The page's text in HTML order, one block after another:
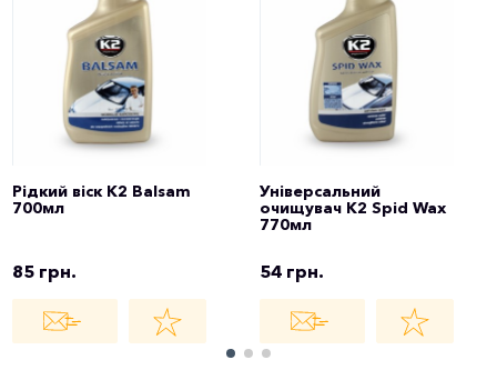
Рідкий віск K2 Balsam
700мл
85 грн.
Універсальний
очищувач K2 Spid Wax
770мл
54 грн.